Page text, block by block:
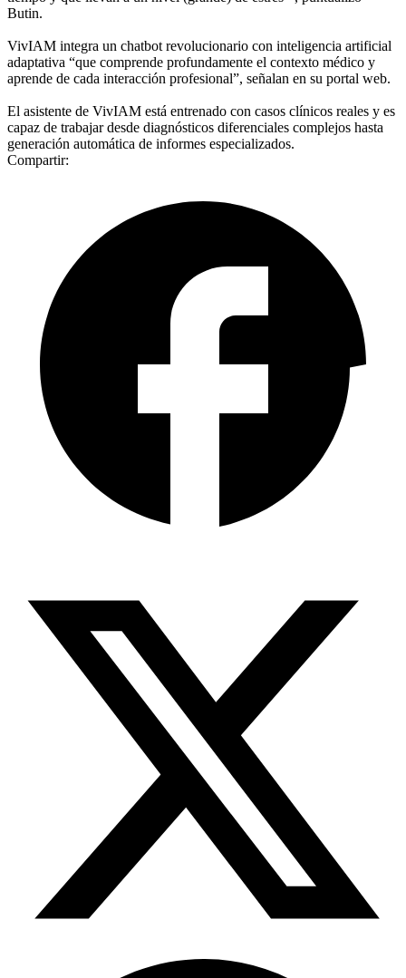
Butin.
VivIAM integra un chatbot revolucionario con inteligencia artificial
adaptativa “que comprende profundamente el contexto médico y
aprende de cada interacción profesional”, señalan en su portal web.
El asistente de VivIAM está entrenado con casos clínicos reales y es
capaz de trabajar desde diagnósticos diferenciales complejos hasta
generación automática de informes especializados.
Compartir: